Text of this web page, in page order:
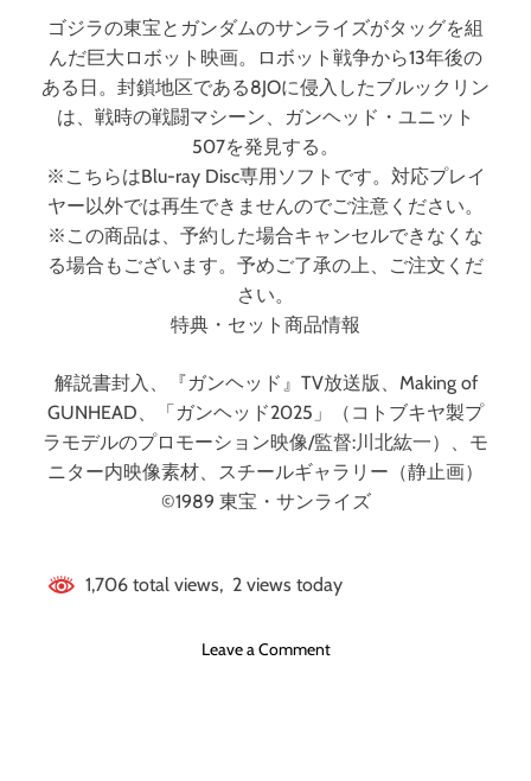
ク
）
ゴジラの東宝とガンダムのサンライズがタッグを組
んだ巨大ロボット映画。ロボット戦争から13年後の
ある日。封鎖地区である8JOに侵入したブルックリン
は、戦時の戦闘マシーン、ガンヘッド・ユニット
507を発見する。
※こちらはBlu-ray Disc専用ソフトです。対応プレイ
ヤー以外では再生できませんのでご注意ください。
※この商品は、予約した場合キャンセルできなくな
る場合もございます。予めご了承の上、ご注文くだ
さい。
特典・セット商品情報
解説書封入、『ガンヘッド』TV放送版、Making of
GUNHEAD、「ガンヘッド2025」（コトブキヤ製プ
ラモデルのプロモーション映像/監督:川北紘一）、モ
ニター内映像素材、スチールギャラリー（静止画）
©1989 東宝・サンライズ
1,706 total views, 2 views today
Leave a Commento